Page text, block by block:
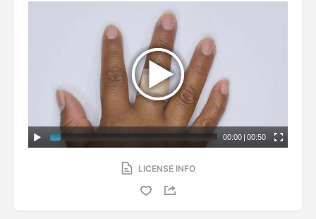
00:00 | 00:50
LICENSE INFO